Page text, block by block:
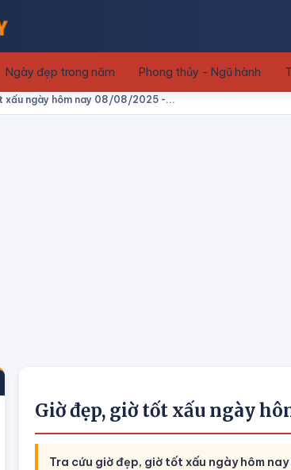
Ngày đẹp trong năm Phong thủy - Ngũ hành
xấu ngày hôm nay 08/08/2025 -...
Giờ đẹp, giờ tốt xấu ngày
Tra cứu giờ đẹp, giờ tốt xấu ngày hôm